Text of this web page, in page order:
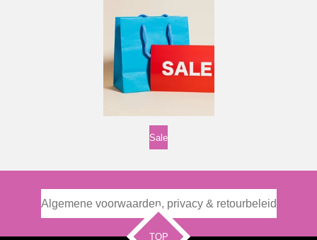
Sale
Algemene voorwaarden, privacy & retourbeleid
TOP